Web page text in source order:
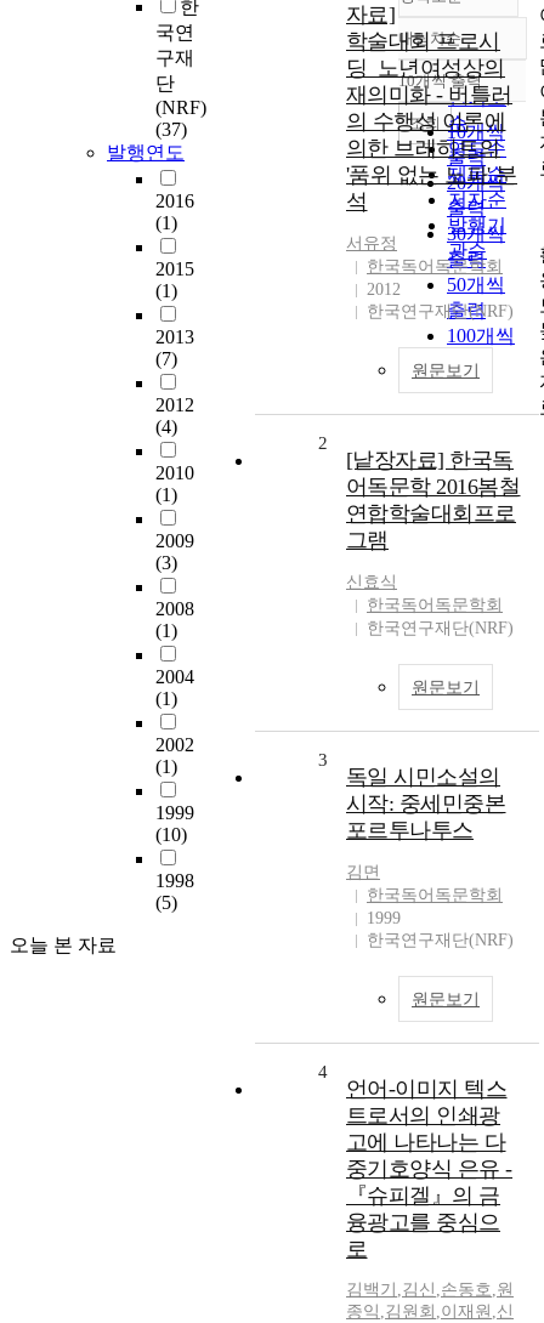
한
국연
구재
단
(NRF)
(37)
발행연도
2016
(1)
2015
(1)
2013
(7)
2012
(4)
2010
(1)
2009
(3)
2008
(1)
2004
(1)
2002
(1)
1999
(10)
1998
(5)
오늘 본 자료
정확도
순
인기도
순
연도순
제목순
저자순
발행기
관순
내림차순
내림차순
10개씩 출력
10개씩
출력
20개씩
출력
30개씩
출력
50개씩
출력
100개씩
출력
조회
자료]
학술대회 프로시
딩_노년여성상의
재의미화 - 버틀러
의 수행성 이론에
의한 브레히트의
'품위 없는 노파' 분
석
서유정
한국독어독문학회
2012
한국연구재단(NRF)
원문보기
2
[낱장자료] 한국독
어독문학 2016봄철
연합학술대회프로
그램
신효식
한국독어독문학회
한국연구재단(NRF)
원문보기
3
독일 시민소설의
시작: 중세민중본
포르투나투스
김면
한국독어독문학회
1999
한국연구재단(NRF)
원문보기
4
언어-이미지 텍스
트로서의 인쇄광
고에 나타나는 다
중기호양식 은유 -
『슈피겔』의 금
융광고를 중심으
로
김백기 ,김신 ,손동호,원
종익 ,김원회 ,이재원 ,신